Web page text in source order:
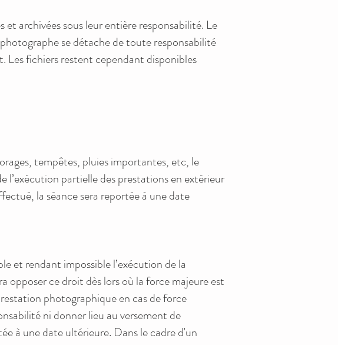
archivées sous leur entière responsabilité. Le
se détache de toute responsabilité
Les fichiers restent cependant disponibles
tempêtes, pluies importantes, etc, le
partielle des prestations en extérieur
la séance sera reportée à une date
et rendant impossible l’exécution de la
ce droit dès lors où la force majeure est
photographique en cas de force
ni donner lieu au versement de
à une date ultérieure. Dans le cadre d'un